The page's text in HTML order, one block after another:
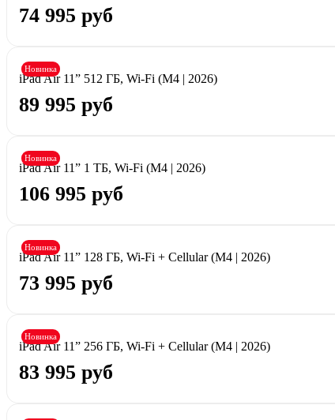
74 995 руб
Новинка
iPad Air 11” 512 ГБ, Wi-Fi (M4 | 2026)
89 995 руб
Новинка
iPad Air 11” 1 ТБ, Wi-Fi (M4 | 2026)
106 995 руб
Новинка
iPad Air 11” 128 ГБ, Wi-Fi + Cellular (M4 | 2026)
73 995 руб
Новинка
iPad Air 11” 256 ГБ, Wi-Fi + Cellular (M4 | 2026)
83 995 руб